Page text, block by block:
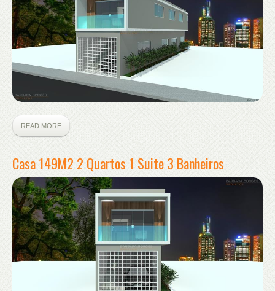
READ MORE
Casa 149M2 2 Quartos 1 Suite 3 Banheiros